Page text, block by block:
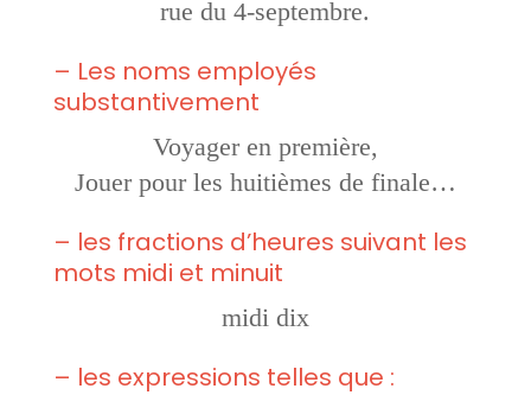
rue du 4-septembre.
– Les noms employés
substantivement
Voyager en première,
Jouer pour les huitièmes de finale…
– les fractions d’heures suivant les
mots midi et minuit
midi dix
– les expressions telles que :